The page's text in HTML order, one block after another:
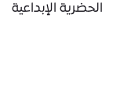
الحضرية الإبداعية